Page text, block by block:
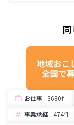
お仕事 3680件
事業承継
474件